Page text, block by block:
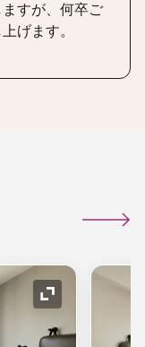
すが、何卒ご
げます。
アイコンの拡